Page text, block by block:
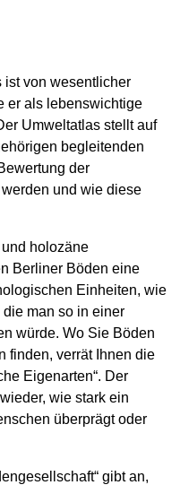
ist von wesentlicher
er als lebenswichtige
Umweltatlas stellt auf
begleitenden
der
und wie diese
holozäne
Berliner Böden eine
Einheiten, wie
man so in einer
würde. Wo Sie Böden
finden, verrät Ihnen die
Eigenarten“. Der
wie stark ein
überprägt oder
gibt an,